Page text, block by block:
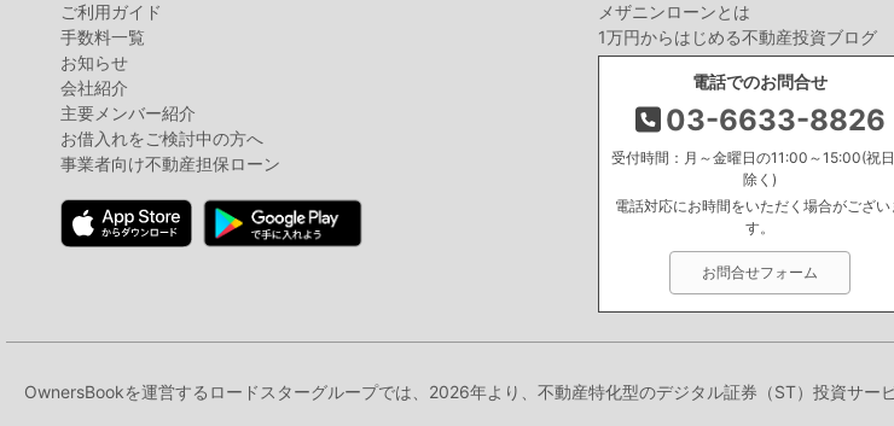
ご利用ガイド
手数料一覧
お知らせ
会社紹介
主要メンバー紹介
お借入れをご検討中の方へ
事業者向け不動産担保ローン
メザニンローンとは
1万円からはじめる不動産投資ブログ
電話でのお問合せ
03-6633-8826
受付時間：月～金曜日の11:00～15:00(祝
除く)
電話対応にお時間をいただく場合がござい
す。
お問合せフォーム
OwnersBookを運営するロードスターグループでは、2026年より、不動産特化型のデジタル証券（ST）投資サー